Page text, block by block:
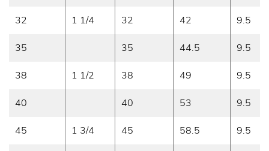
32 1 1/4 32 42 9.5
35 35 44.5 9.5
38 1 1/2 38 49 9.5
40 40 53 9.5
45 1 3/4 45 58.5 9.5